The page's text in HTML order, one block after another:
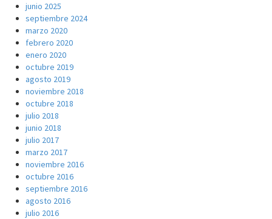
junio 2025
septiembre 2024
marzo 2020
febrero 2020
enero 2020
octubre 2019
agosto 2019
noviembre 2018
octubre 2018
julio 2018
junio 2018
julio 2017
marzo 2017
noviembre 2016
octubre 2016
septiembre 2016
agosto 2016
julio 2016